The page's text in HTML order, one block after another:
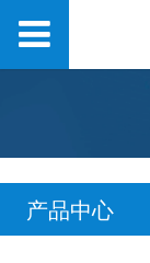
产品中心